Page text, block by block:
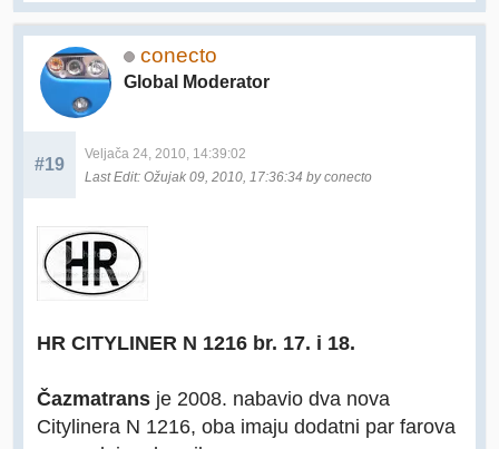
conecto
Global Moderator
#19
Veljača 24, 2010, 14:39:02
Last Edit: Ožujak 09, 2010, 17:36:34 by conecto
HR CITYLINER N 1216 br. 17. i 18.
Čazmatrans je 2008. nabavio dva nova
Citylinera N 1216, oba imaju dodatni par farova